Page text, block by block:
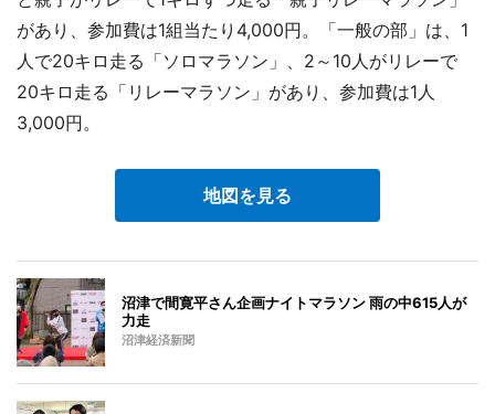
があり、参加費は1組当たり4,000円。「一般の部」は、1
人で20キロ走る「ソロマラソン」、2～10人がリレーで
20キロ走る「リレーマラソン」があり、参加費は1人
3,000円。
地図を見る
沼津で間寛平さん企画ナイトマラソン 雨の中615人が
力走
沼津経済新聞